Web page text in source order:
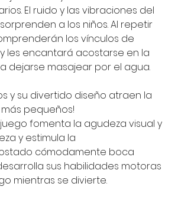
El ruido y las vibraciones del
a los niños. Al repetir
los vínculos de
les encantará acostarse en la
dejarse masajear por el agua.
y su divertido diseño atraen la
pequeños!
fomenta la agudeza visual y
y estimula la
cómodamente boca
sus habilidades motoras
mientras se divierte.